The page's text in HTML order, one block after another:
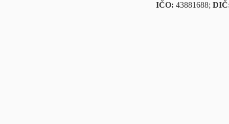
IČO: 43881688;